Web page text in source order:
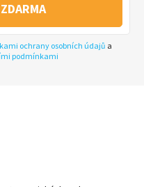
ochrany osobních údajů a
podmínkami